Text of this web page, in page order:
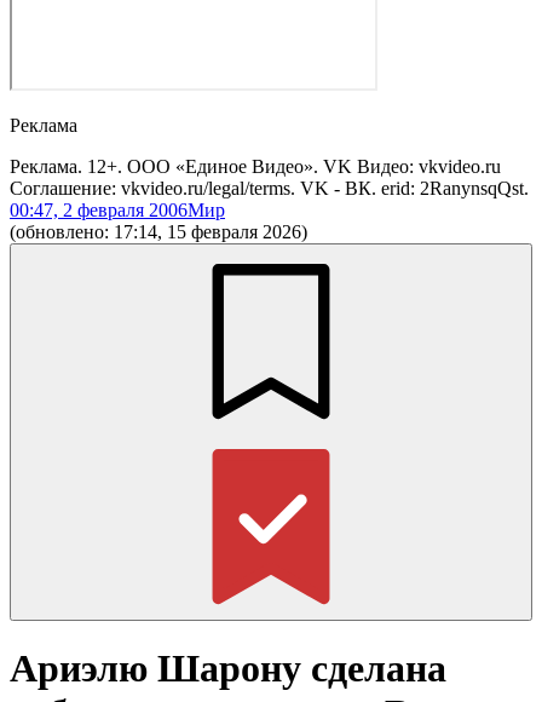
Реклама
Реклама. 12+. ООО «Единое Видео». VK Видео: vkvideo.ru
Соглашение: vkvideo.ru/legal/terms. VK - ВК. erid: 2RanynsqQst.
00:47, 2 февраля 2006Мир
(обновлено: 17:14, 15 февраля 2026)
Ариэлю Шарону сделана